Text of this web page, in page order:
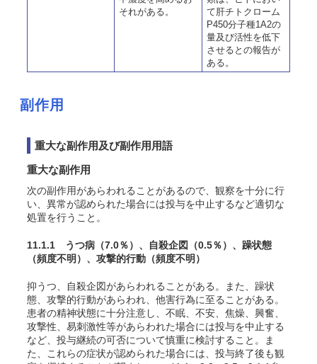
それがある。
て肝チトクローム
P450分子種1A2の
量及び活性を低下
させるとの報告が
ある。
副作用
重大な副作用及び副作用用語
重大な副作用
次の副作用があらわれることがあるので、観察を十分に行
い、異常が認められた場合には投与を中止するなど適切な
処置を行うこと。
11.1.1 うつ病 （7.0％） 、自殺企図 （0.5％） 、躁状態
（頻度不明） 、攻撃的行動 （頻度不明）
抑うつ、自殺企図があらわれることがある。また、躁状
態、攻撃的行動があらわれ、他害行為に至ることがある。
患者の精神状態に十分注意し、不眠、不安、焦燥、興奮、
攻撃性、易刺激性等があらわれた場合には投与を中止する
など、投与継続の可否について慎重に検討すること。ま
た、これらの症状が認められた場合には、投与終了後も観